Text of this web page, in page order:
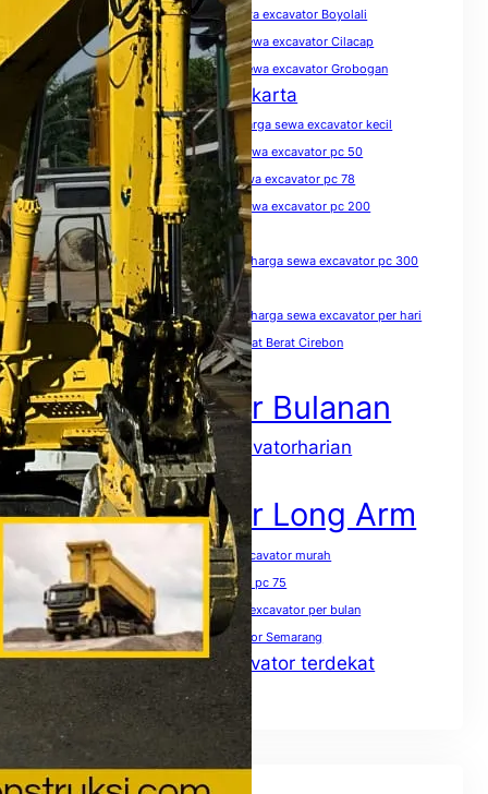
harga sewa excavator Blora
harga sewa excavator Boyolali
harga sewa excavator Brebes
harga sewa excavator Cilacap
harga sewa excavator Demak
harga sewa excavator Grobogan
Harga Sewa Excavator Jakarta
harga sewa excavator Jawa Tengah
harga sewa excavator kecil
harga sewa excavator Kendal
harga sewa excavator pc 50
harga sewa excavator pc 75
harga sewa excavator pc 78
harga sewa excavator pc 100
harga sewa excavator pc 200
harga sewa excavator pc 200 per hari
harga sewa excavator pc 200 per jam
harga sewa excavator pc 300
harga sewa excavator pc 300 per jam
harga sewa excavator pc 400 per jam
harga sewa excavator per hari
harga sewa excavator per jam
Sewa Alat Berat Cirebon
Sewa Excavator
Sewa Excavator Bulanan
Sewa excavator harian
sewaexcavatorharian
Sewa Excavator Jakarta
Sewa Excavator Long Arm
Sewa excavator mini terdekat
sewa excavator murah
Sewa excavator pc 50
Sewa excavator pc 75
Sewa excavator pc 200 per jam
Sewa excavator per bulan
Sewa excavator per hari
Sewa excavator Semarang
Sewa excavator solo
Sewa excavator terdekat